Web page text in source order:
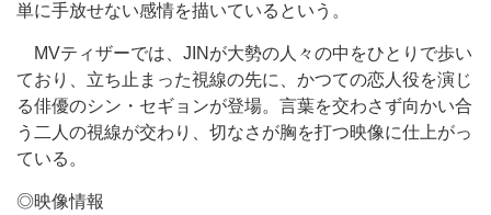
単に手放せない感情を描いているという。
MVティザーでは、JINが大勢の人々の中をひとりで歩い
ており、立ち止まった視線の先に、かつての恋人役を演じ
る俳優のシン・セギョンが登場。言葉を交わさず向かい合
う二人の視線が交わり、切なさが胸を打つ映像に仕上がっ
ている。
◎映像情報